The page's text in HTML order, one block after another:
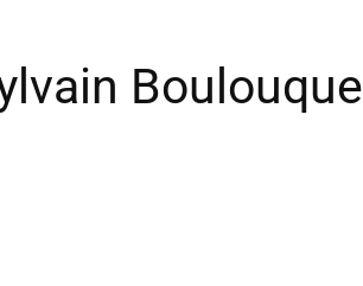
Boulouque